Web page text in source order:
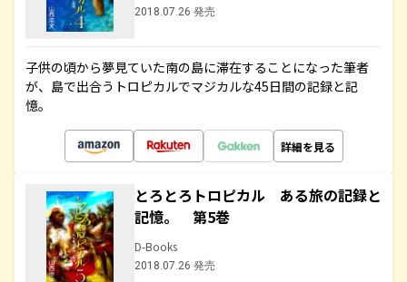
2018.07.26 発売
子供の頃から夢見ていた南の島に滞在することになった筆者
が、島で出合うトロピカルでマジカルな45日間の記録と記
憶。
詳細を見る
とろとろトロピカル ある旅の記録と
記憶。 第5巻
D-Books
2018.07.26 発売